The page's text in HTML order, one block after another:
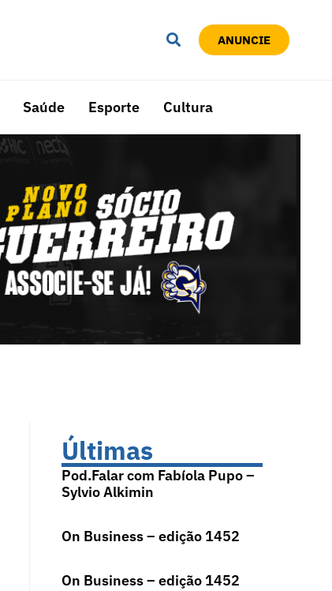
ANUNCIE
Saúde Esporte Cultura
Últimas
Pod.Falar com Fabíola Pupo –
Sylvio Alkimin
On Business – edição 1452
On Business – edição 1452